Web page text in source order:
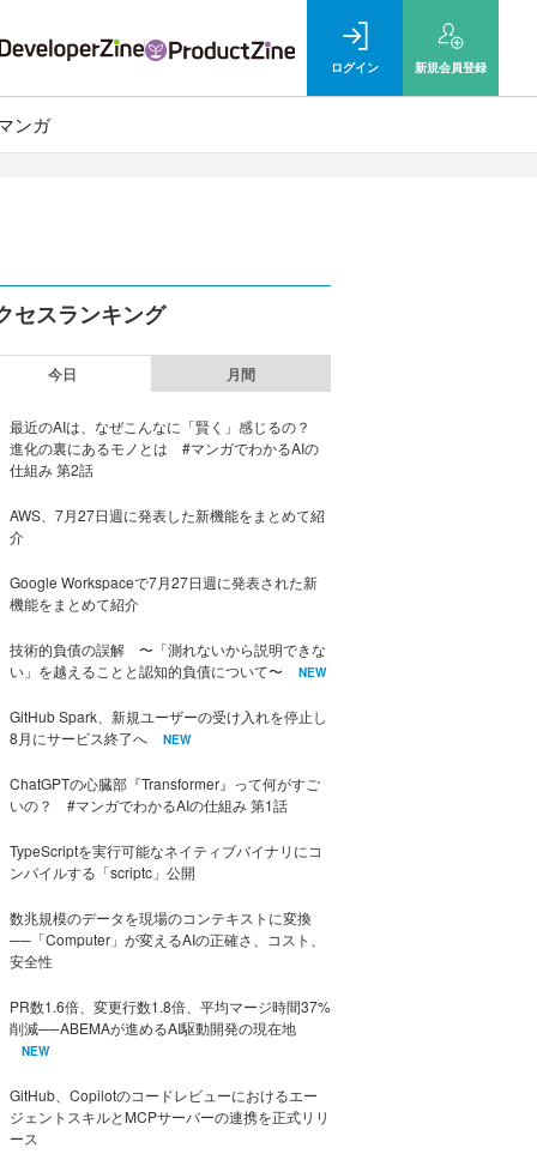
ログイン 新規会員登録
ンガ
セスランキング
今日 月間
最近のAIは、なぜこんなに「賢く」感じるの？
進化の裏にあるモノとは #マンガでわかるAIの
仕組み 第2話
AWS、7月27日週に発表した新機能をまとめて紹
介
Google Workspaceで7月27日週に発表された新
機能をまとめて紹介
技術的負債の誤解 〜「測れないから説明できな
い」を越えることと認知的負債について〜
NEW
GitHub Spark、新規ユーザーの受け入れを停止し
8月にサービス終了へ
NEW
ChatGPTの心臓部『Transformer』って何がすご
いの？ #マンガでわかるAIの仕組み 第1話
TypeScriptを実行可能なネイティブバイナリにコ
ンパイルする「scriptc」公開
数兆規模のデータを現場のコンテキストに変換
──「Computer」が変えるAIの正確さ、コスト、
安全性
PR数1.6倍、変更行数1.8倍、平均マージ時間37%
削減──ABEMAが進めるAI駆動開発の現在地
NEW
GitHub、Copilotのコードレビューにおけるエー
ジェントスキルとMCPサーバーの連携を正式リリ
ース